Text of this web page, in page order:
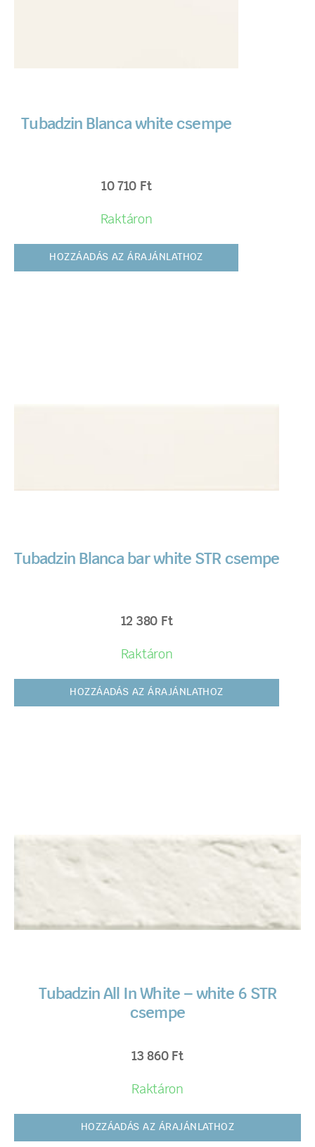
Tubadzin Blanca white csempe
10 710 Ft
Raktáron
HOZZÁADÁS AZ ÁRAJÁNLATHOZ
Tubadzin Blanca bar white STR csempe
12 380 Ft
Raktáron
HOZZÁADÁS AZ ÁRAJÁNLATHOZ
Tubadzin All In White – white 6 STR
csempe
13 860 Ft
Raktáron
HOZZÁADÁS AZ ÁRAJÁNLATHOZ